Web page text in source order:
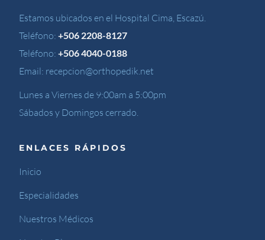
Estamos ubicados en el Hospital Cima, Escazú.
Teléfono:+506 2208-8127
Teléfono:+506 4040-0188
Email: recepcion@orthopedik.net
Lunes a Viernes de 9:00am a 5:00pm
Sábados y Domingos cerrado.
ENLACES RÁPIDOS
Inicio
Especialidades
Nuestros Médicos